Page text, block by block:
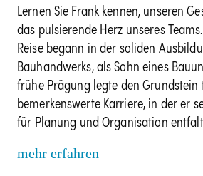
Lernen Sie Frank kennen, unseren
das pulsierende Herz unseres
Reise begann in der soliden
Bauhandwerks, als Sohn eines
frühe Prägung legte den Grundstein
bemerkenswerte Karriere, in der er
für Planung und Organisation
mehr erfahren